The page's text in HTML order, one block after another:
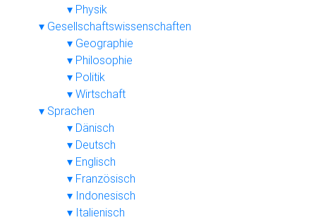
Physik
Gesellschaftswissenschaften
Geographie
Philosophie
Politik
Wirtschaft
Sprachen
Dänisch
Deutsch
Englisch
Französisch
Indonesisch
Italienisch